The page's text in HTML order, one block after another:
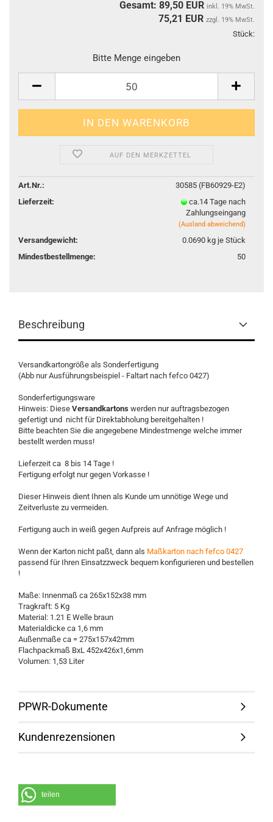
Gesamt: 89,50 EUR inkl. 19% MwSt.
75,21 EUR zzgl. 19% MwSt.
Stück:
Bitte Menge eingeben
AUF DEN MERKZETTEL
Art.Nr.:
30585 (FB60929-E2)
Lieferzeit:
ca.14 Tage nach
Zahlungseingang
(Ausland abweichend)
Versandgewicht: 0.0690kg je Stück
Mindestbestellmenge:
50
Beschreibung
Versandkartongröße als Sonderfertigung
(Abb nur Ausführungsbeispiel - Faltart nach fefco 0427)
Sonderfertigungsware
Hinweis: Diese Versandkartons werden nur auftragsbezogen
gefertigt und nicht für Direktabholung bereitgehalten !
Bitte beachten Sie die angegebene Mindestmenge welche immer
bestellt werden muss!
Lieferzeit ca 8 bis 14 Tage !
Fertigung erfolgt nur gegen Vorkasse !
Dieser Hinweis dient Ihnen als Kunde um unnötige Wege und
Zeitverluste zu vermeiden.
Fertigung auch in weiß gegen Aufpreis auf Anfrage möglich !
Wenn der Karton nicht paßt, dann als Maßkarton nach fefco 0427
passend für Ihren Einsatzzweck bequem konfigurieren und bestellen
!
Maße: Innenmaß ca 265x152x38 mm
Tragkraft: 5 Kg
Material: 1.21 E Welle braun
Materialdicke ca 1,6 mm
Außenmaße ca = 275x157x42mm
Flachpackmaß BxL 452x426x1,6mm
Volumen: 1,53 Liter
PPWR-Dokumente
Kundenrezensionen
teilen